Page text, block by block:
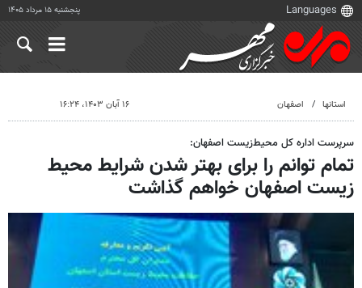
پنجشنبه ۱۵ مرداد ۱۴۰۵
استانها اصفهان ۱۶ آبان ۱۴۰۳، ۱۶:۲۴
سرپرست اداره کل محیط‌زیست اصفهان:
تمام توانم را برای بهتر شدن شرایط محیط
زیست اصفهان خواهم گذاشت